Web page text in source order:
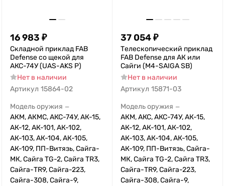
16 983 ₽
Складной приклад FAB
Defense со щекой для
АКС-74У (UAS-AKS P)
Нет в наличии
Артикул 15864-02
Модель оружия —
АКМ, АКМС, АКС-74У, АК-15,
АК-12, АК-101, АК-102,
АК-103, АК-104, АК-105,
АК-109, ПП-Витязь, Сайга-
МК, Сайга TG-2, Сайга TR3,
Сайга-TR9, Сайга-223,
Сайга-308, Сайга-9,
37 054₽
Телескопический приклад
FAB Defense для АК или
Сайги (M4-SAIGA SB)
Нет в наличии
Артикул 15871-03
Модель оружия —
АКМ, АКС, АКС-74У, АК-15,
АК-12, АК-101, АК-102,
АК-103, АК-104, АК-105,
АК-109, ПП-Витязь, Сайга-
МК, Сайга TG-2, Сайга TR3,
Сайга-TR9, Сайга-223,
Сайга-308, Сайга-9,